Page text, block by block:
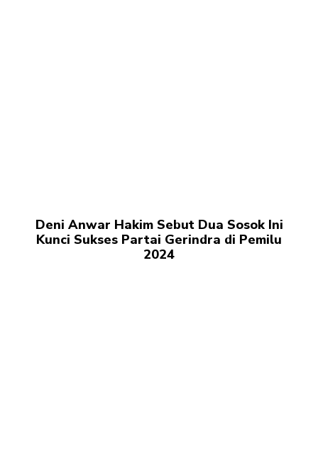
Deni Anwar Hakim Sebut Dua Sosok Ini
Kunci Sukses Partai Gerindra di Pemilu
2024